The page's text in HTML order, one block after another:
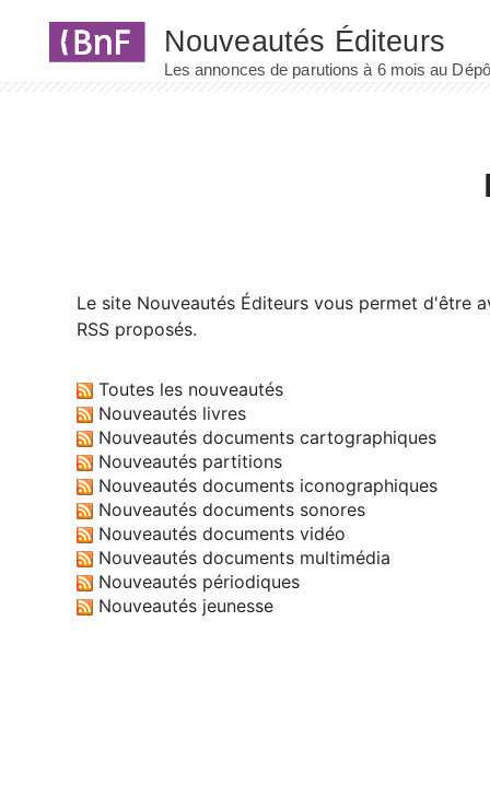
Le site Nouveautés Éditeurs vous permet d'être
RSS proposés.
Toutes les nouveautés
Nouveautés livres
Nouveautés documents cartographiques
Nouveautés partitions
Nouveautés documents iconographiques
Nouveautés documents sonores
Nouveautés documents vidéo
Nouveautés documents multimédia
Nouveautés périodiques
Nouveautés jeunesse